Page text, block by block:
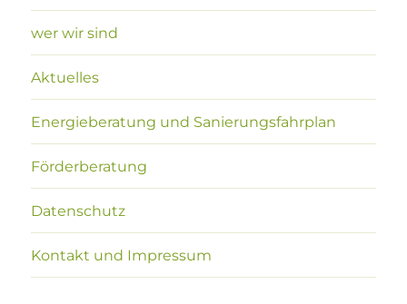
wer wir sind
Aktuelles
Energieberatung und Sanierungsfahrplan
Förderberatung
Datenschutz
Kontakt und Impressum